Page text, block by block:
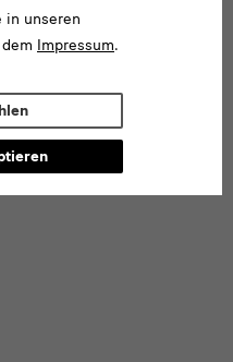
in unseren
Impressum.